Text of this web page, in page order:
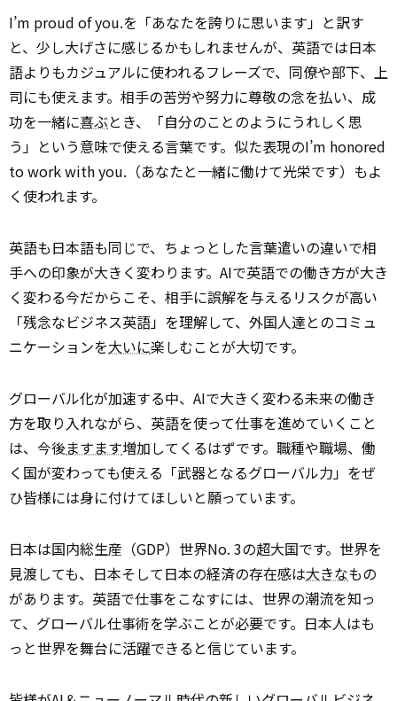
I’m proud of you.を「あなたを誇りに思います」と訳す
と、少し大げさに感じるかもしれませんが、英語では日本
語よりもカジュアルに使われるフレーズで、同僚や部下、上
司にも使えます。相手の苦労や努力に尊敬の念を払い、成
功を一緒に喜ぶとき、「自分のことのようにうれしく思
う」という意味で使える言葉です。似た表現のI’m honored
to work with you.（あなたと一緒に働けて光栄です）もよ
く使われます。
英語も日本語も同じで、ちょっとした言葉遣いの違いで相
手への印象が大きく変わります。AIで英語での働き方が大き
く変わる今だからこそ、相手に誤解を与えるリスクが高い
「残念なビジネス英語」を理解して、外国人達とのコミュ
ニケーションを大いに楽しむことが大切です。
グローバル化が加速する中、AIで大きく変わる未来の働き
方を取り入れながら、英語を使って仕事を進めていくこと
は、今後ますます増加してくるはずです。職種や職場、働
く国が変わっても使える「武器となるグローバル力」をぜ
ひ皆様には身に付けてほしいと願っています。
日本は国内総生産（GDP）世界No. 3の超大国です。世界を
見渡しても、日本そして日本の経済の存在感は大きなもの
があります。英語で仕事をこなすには、世界の潮流を知っ
て、グローバル仕事術を学ぶことが必要です。日本人はも
っと世界を舞台に活躍できると信じています。